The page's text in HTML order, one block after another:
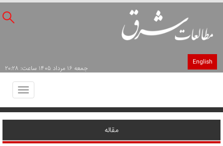
English
جمعه ۱۶ مرداد ۱۴۰۵ ساعت: ۲۰:۲۸
Toggle
مقاله